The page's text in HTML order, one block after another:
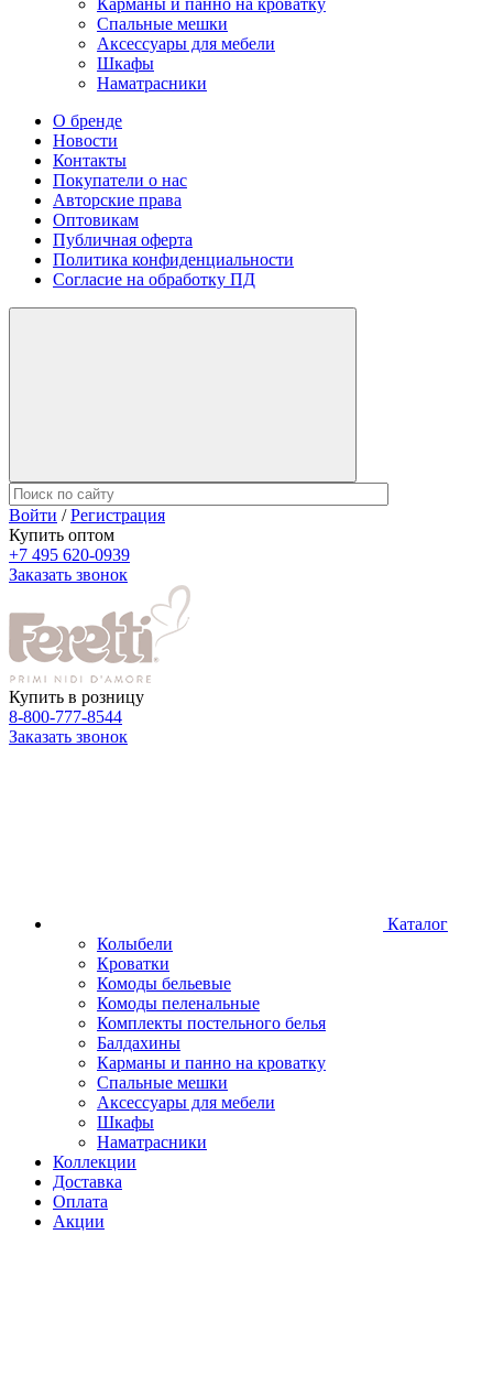
Карманы и панно на кроватку
Спальные мешки
Аксессуары для мебели
Шкафы
Наматрасники
О бренде
Новости
Контакты
Покупатели о нас
Авторские права
Оптовикам
Публичная оферта
Политика конфиденциальности
Согласие на обработку ПД
Войти /Регистрация
Купить оптом
+7 495 620-0939
Заказать звонок
Купить в розницу
8-800-777-8544
Заказать звонок
Каталог
Колыбели
Кроватки
Комоды бельевые
Комоды пеленальные
Комплекты постельного белья
Балдахины
Карманы и панно на кроватку
Спальные мешки
Аксессуары для мебели
Шкафы
Наматрасники
Коллекции
Доставка
Оплата
Акции